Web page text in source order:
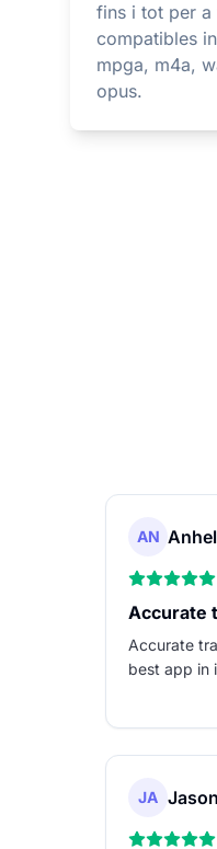
fins i tot per a
compatibles
mpga, m4a,
opus.
AN
Accurate
Accurate
best app in
JA Jason